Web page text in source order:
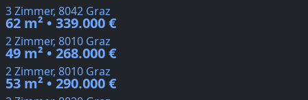
3 Zimmer, 8042 Graz
62 m² • 339.000 €
2 Zimmer, 8010 Graz
49 m² • 268.000 €
2 Zimmer, 8010 Graz
53 m² • 290.000 €